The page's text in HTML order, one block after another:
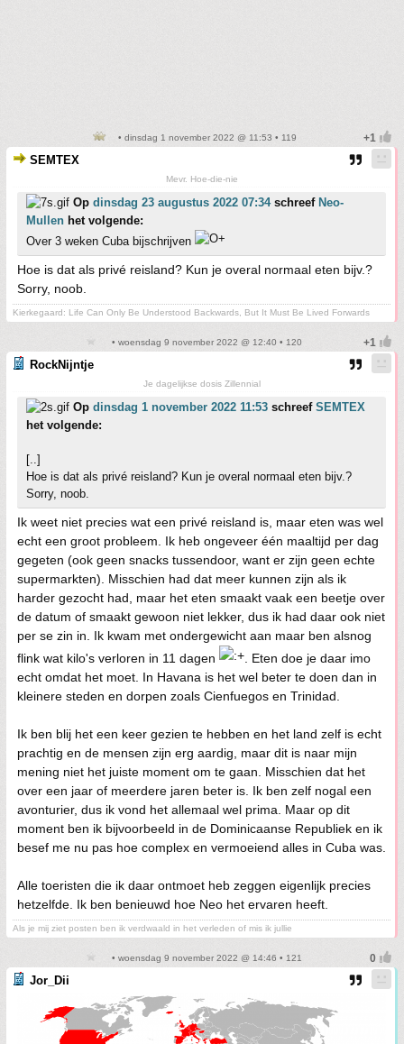
• dinsdag 1 november 2022 @ 11:53 • 119
SEMTEX
Mevr. Hoe-die-nie
Op dinsdag 23 augustus 2022 07:34schreef Neo-
Mullen het volgende:
Over 3 weken Cuba bijschrijven
Hoe is dat als privé reisland? Kun je overal normaal eten bijv.?
Sorry, noob.
Kierkegaard: Life Can Only Be Understood Backwards, But It Must Be Lived Forwards
• woensdag 9 november 2022 @ 12:40 • 120
RockNijntje
Je dagelijkse dosis Zillennial
Op dinsdag 1 november 2022 11:53 schreef SEMTEX
het volgende:
[..]
Hoe is dat als privé reisland? Kun je overal normaal eten bijv.?
Sorry, noob.
Ik weet niet precies wat een privé reisland is, maar eten was wel
echt een groot probleem. Ik heb ongeveer één maaltijd per dag
gegeten (ook geen snacks tussendoor, want er zijn geen echte
supermarkten). Misschien had dat meer kunnen zijn als ik
harder gezocht had, maar het eten smaakt vaak een beetje over
de datum of smaakt gewoon niet lekker, dus ik had daar ook niet
per se zin in. Ik kwam met ondergewicht aan maar ben alsnog
flink wat kilo's verloren in 11 dagen
. Eten doe je daar imo
echt omdat het moet. In Havana is het wel beter te doen dan in
kleinere steden en dorpen zoals Cienfuegos en Trinidad.
Ik ben blij het een keer gezien te hebben en het land zelf is echt
prachtig en de mensen zijn erg aardig, maar dit is naar mijn
mening niet het juiste moment om te gaan. Misschien dat het
over een jaar of meerdere jaren beter is. Ik ben zelf nogal een
avonturier, dus ik vond het allemaal wel prima. Maar op dit
moment ben ik bijvoorbeeld in de Dominicaanse Republiek en ik
besef me nu pas hoe complex en vermoeiend alles in Cuba was.
Alle toeristen die ik daar ontmoet heb zeggen eigenlijk precies
hetzelfde. Ik ben benieuwd hoe Neo het ervaren heeft.
Als je mij ziet posten ben ik verdwaald in het verleden of mis ik jullie
• woensdag 9 november 2022 @ 14:46 • 121
Jor_Dii